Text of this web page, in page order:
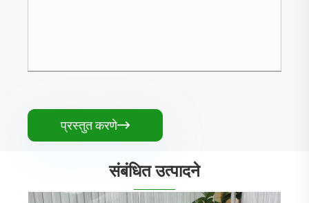
प्रस्तुत करणे
संबंधित उत्पादने